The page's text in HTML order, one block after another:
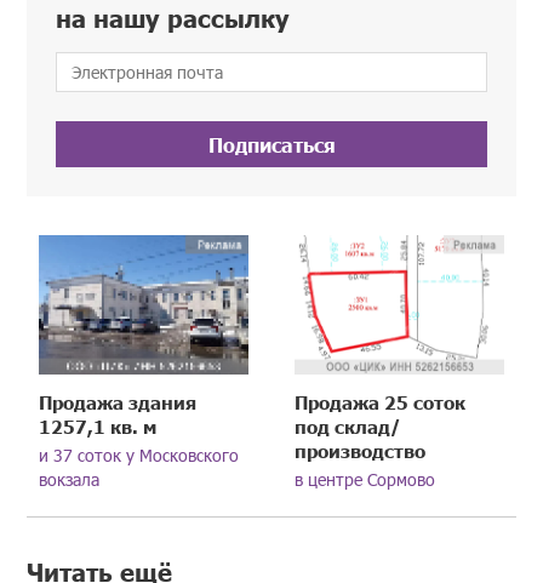
на нашу рассылку
Подписаться
Продажа здания
1257,1 кв. м
и 37 соток у Московского
вокзала
Продажа 25 соток
под склад/
производство
в центре Сормово
Читать ещё